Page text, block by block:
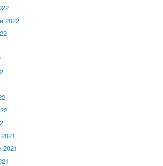
2022
2021